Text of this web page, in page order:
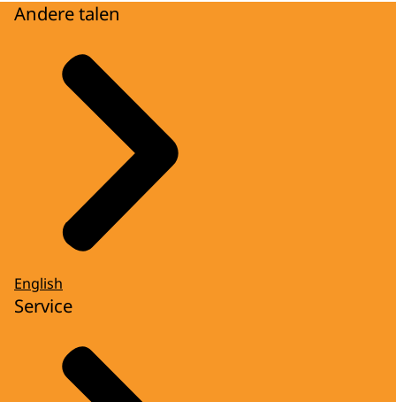
Andere talen
English
Service